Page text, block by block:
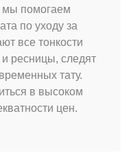
мы помогаем
по уходу за
все тонкости
ресницы, следят
тату.
в высоком
цен.